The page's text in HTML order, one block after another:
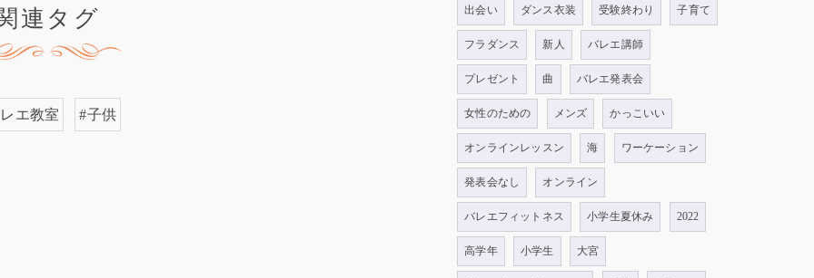
連タグ
エ教室 #子供
出会い ダンス衣装 受験終わり 子育て
フラダンス 新人 バレエ講師
プレゼント 曲 バレエ発表会
女性のための メンズ かっこいい
オンラインレッスン 海 ワーケーション
発表会なし オンライン
バレエフィットネス 小学生夏休み 2022
高学年 小学生 大宮